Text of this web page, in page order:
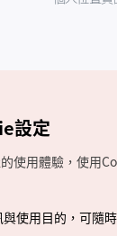
公社版權所有
設定
使用體驗，使用
使用目的，可隨